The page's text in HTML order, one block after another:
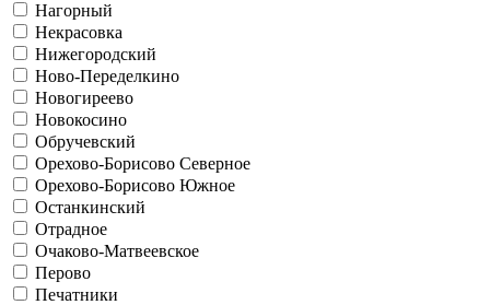
Нагорный
Некрасовка
Нижегородский
Ново-Переделкино
Новогиреево
Новокосино
Обручевский
Орехово-Борисово Северное
Орехово-Борисово Южное
Останкинский
Отрадное
Очаково-Матвеевское
Перово
Печатники